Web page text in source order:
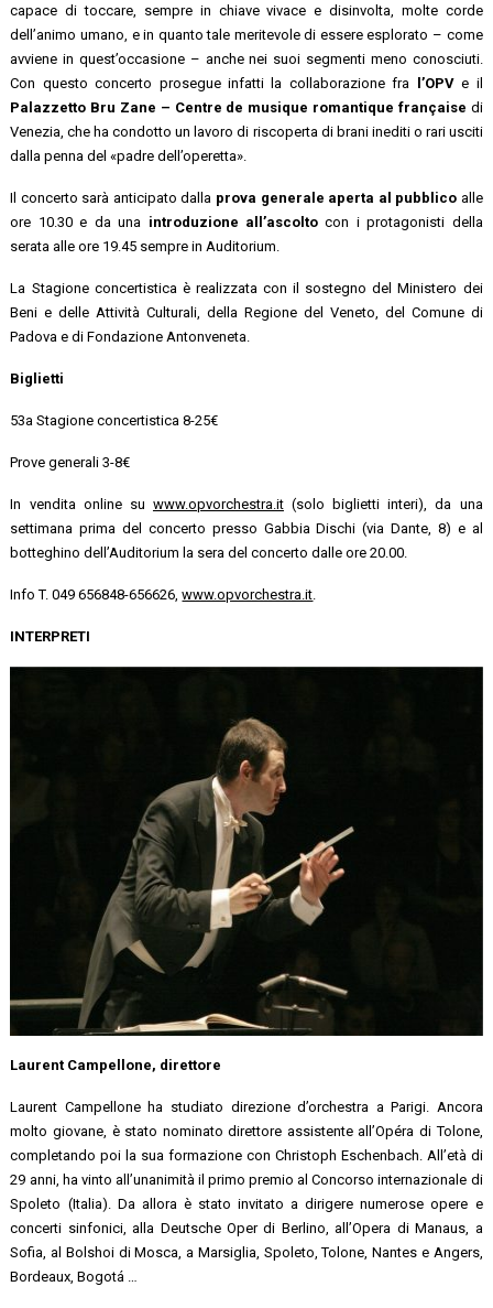
capace di toccare, sempre in chiave vivace e disinvolta, molte corde
dell’animo umano, e in quanto tale meritevole di essere esplorato – come
avviene in quest’occasione – anche nei suoi segmenti meno conosciuti.
Con questo concerto prosegue infatti la collaborazione fra
l’OPVe il
Palazzetto Bru Zane – Centre de musique romantique française di
Venezia, che ha condotto un lavoro di riscoperta di brani inediti o rari usciti
dalla penna del «padre dell’operetta».
Il concerto sarà anticipato dalla prova generale aperta al pubblico alle
ore 10.30 e da una introduzione all’ascoltocon i protagonisti della
serata alle ore 19.45 sempre in Auditorium.
La Stagione concertistica è realizzata con il sostegno del Ministero dei
Beni e delle Attività Culturali, della Regione del Veneto, del Comune di
Padova e di Fondazione Antonveneta.
Biglietti
53a Stagione concertistica 8-25€
Prove generali 3-8€
In vendita online su www.opvorchestra.it(solo biglietti interi), da una
settimana prima del concerto presso Gabbia Dischi (via Dante, 8) e al
botteghino dell’Auditorium la sera del concerto dalle ore 20.00.
Info T. 049 656848-656626,www.opvorchestra.it
INTERPRETI
Laurent Campellone, direttore
Laurent Campellone ha studiato direzione d’orchestra a Parigi. Ancora
molto giovane, è stato nominato direttore assistente all’Opéra di Tolone,
completando poi la sua formazione con Christoph Eschenbach. All’età di
29 anni, ha vinto all’unanimità il primo premio al Concorso internazionale di
Spoleto (Italia). Da allora è stato invitato a dirigere numerose opere e
concerti sinfonici, alla Deutsche Oper di Berlino, all’Opera di Manaus, a
Sofia, al Bolshoi di Mosca, a Marsiglia, Spoleto, Tolone, Nantes e Angers,
Bordeaux, Bogotá …